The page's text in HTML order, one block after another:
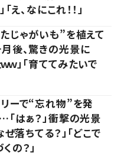
、なにこれ！！」
じゃがいも”を植えて
後、驚きの光景に
ｗ」「育ててみたいで
ーで“忘れ物”を発
はぁ？」衝撃の光景
ぜ落ちてる？」「どこで
の？」